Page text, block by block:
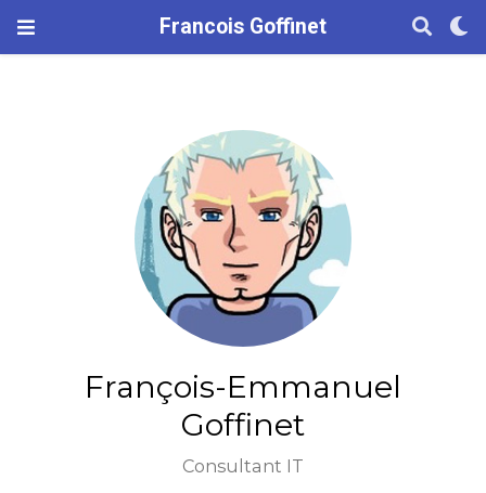
Francois Goffinet
François-Emmanuel
Goffinet
Consultant IT